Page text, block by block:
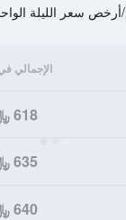
/أرخص سعر الليلة
الإجمالي في
618 ﷼
635 ﷼
640 ﷼